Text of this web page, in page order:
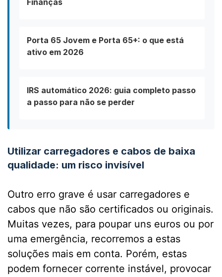
Finanças
Porta 65 Jovem e Porta 65+: o que está
ativo em 2026
IRS automático 2026: guia completo passo
a passo para não se perder
Utilizar carregadores e cabos de baixa
qualidade: um risco invisível
Outro erro grave é usar carregadores e
cabos que não são certificados ou originais.
Muitas vezes, para poupar uns euros ou por
uma emergência, recorremos a estas
soluções mais em conta. Porém, estas
podem fornecer corrente instável, provocar